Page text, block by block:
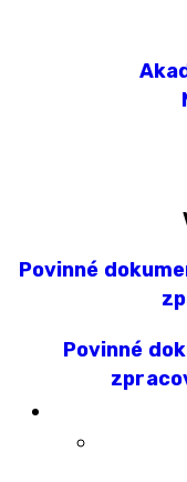
Povinné
Povinné